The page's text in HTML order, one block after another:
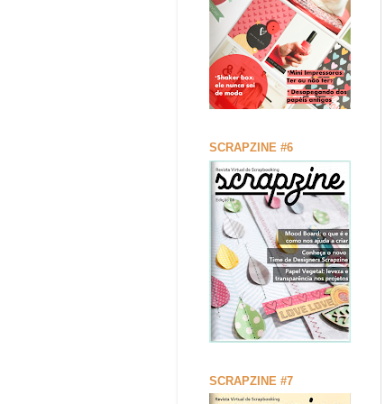
SCRAPZINE #6
SCRAPZINE #7